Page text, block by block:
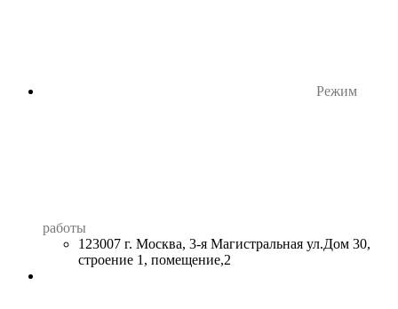
Режим
работы
123007 г. Москва, 3-я Магистральная ул.Дом 30,
строение 1, помещение,2